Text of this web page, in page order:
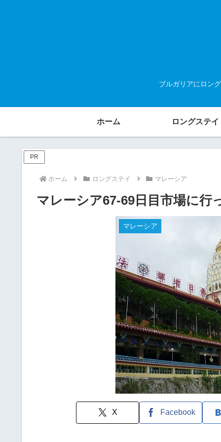
ブルガリアにロン
ホーム ロングステイ
PR
ホーム ロングステイ マレーシア
マレーシア67-69日目市場に行
マレーシア
X Facebook